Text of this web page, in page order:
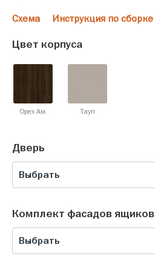
Схема Инструкция по сборке
Цвет корпуса
Орех Ам. Тауп
Дверь
Выбрать
Комплект фасадов ящиков
Выбрать